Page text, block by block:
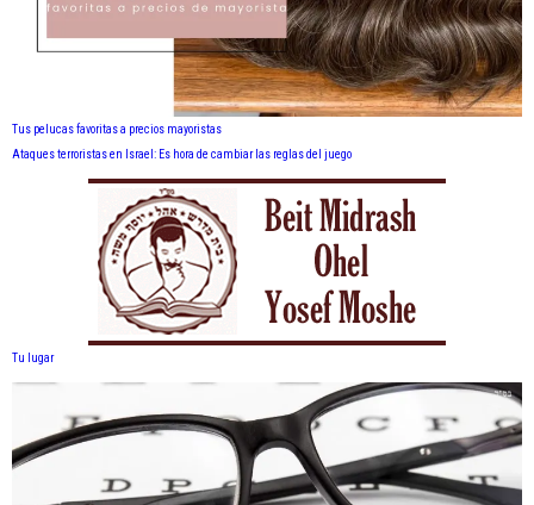
Tus pelucas favoritas a precios mayoristas
Ataques terroristas en Israel: Es hora de cambiar las reglas del juego
Tu lugar